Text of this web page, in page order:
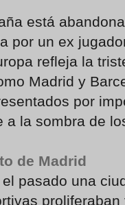
está
por un ex
refleja la
Madrid y
por
a la sombra de
de Madrid
pasado una
proliferaban